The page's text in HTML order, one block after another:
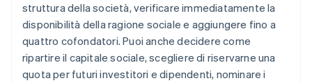
struttura della società, verificare immediatamente la
disponibilità della ragione sociale e aggiungere fino a
quattro cofondatori. Puoi anche decidere come
ripartire il capitale sociale, scegliere di riservarne una
quota per futuri investitori e dipendenti, nominare i